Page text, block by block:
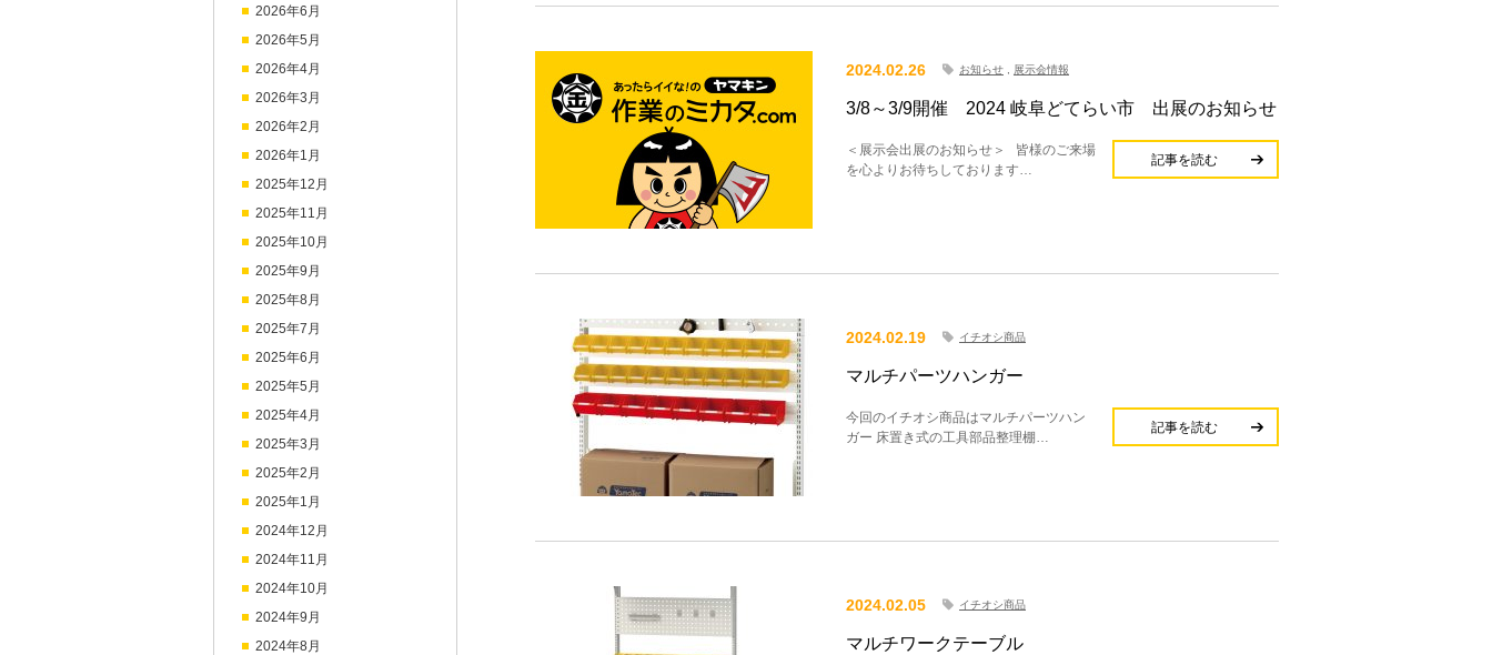
2026年6月
2026年5月
2026年4月
2026年3月
2026年2月
2026年1月
2025年12月
2025年11月
2025年10月
2025年9月
2025年8月
2025年7月
2025年6月
2025年5月
2025年4月
2025年3月
2025年2月
2025年1月
2024年12月
2024年11月
2024年10月
2024年9月
2024年8月
2024.02.26 お知らせ 展示会情報
3/8～3/9開催 2024 岐阜どてらい市 出展のお知らせ
＜展示会出展のお知らせ＞ 皆様のご来場
を心よりお待ちしております…
記事を読む
2024.02.19 イチオシ商品
マルチパーツハンガー
今回のイチオシ商品はマルチパーツハン
ガー 床置き式の工具部品整理棚…
記事を読む
2024.02.05 イチオシ商品
マルチワークテーブル